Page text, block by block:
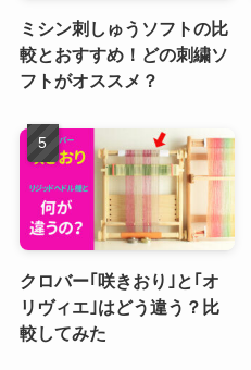
ミシン刺しゅうソフトの比
較とおすすめ！どの刺繍ソ
フトがオススメ？
クロバー｢咲きおり｣と｢オ
リヴィエ｣はどう違う？比
較してみた